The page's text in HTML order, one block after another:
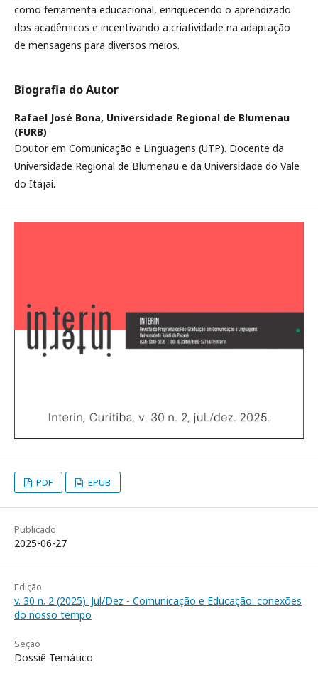
como ferramenta educacional, enriquecendo o aprendizado
dos acadêmicos e incentivando a criatividade na adaptação
de mensagens para diversos meios.
Biografia do Autor
Rafael José Bona, Universidade Regional de Blumenau
(FURB)
Doutor em Comunicação e Linguagens (UTP). Docente da
Universidade Regional de Blumenau e da Universidade do Vale
do Itajaí.
PDF EPUB
Publicado
2025-06-27
Edição
v. 30 n. 2 (2025): Jul/Dez - Comunicação e Educação: conexões
do nosso tempo
Seção
Dossiê Temático